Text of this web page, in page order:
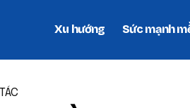
Xu hướng Sức mạnh